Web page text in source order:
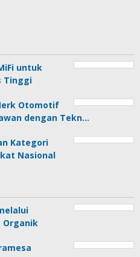
untuk
Tinggi
Otomotif
dengan Tekn…
Kategori
Nasional
Organik